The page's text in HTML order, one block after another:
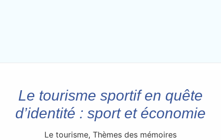
Le tourisme sportif en quête
d’identité : sport et économie
Le tourisme, Thèmes des mémoires